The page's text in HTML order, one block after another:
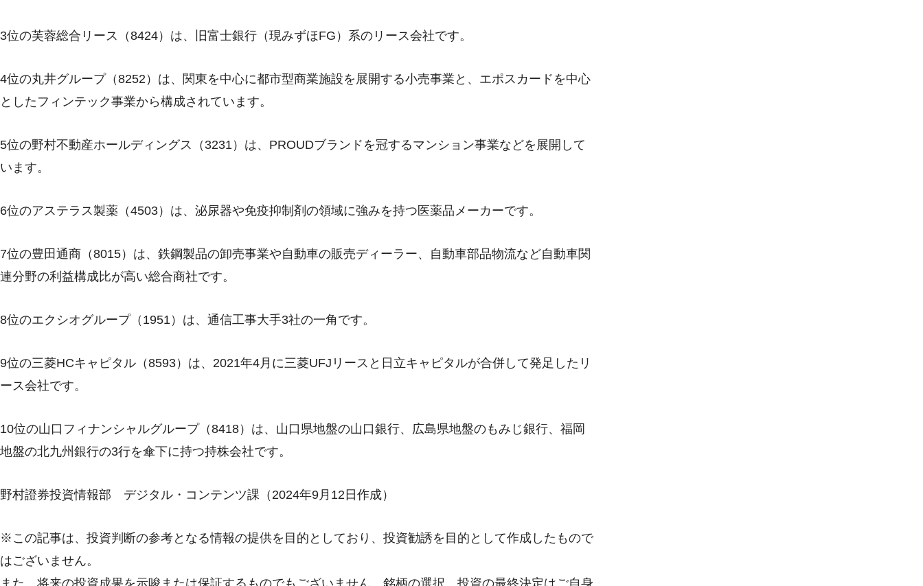
3位の芙蓉総合リース（8424）は、旧富士銀行（現みずほFG）系のリース会社です。
4位の丸井グループ（8252）は、関東を中心に都市型商業施設を展開する小売事業と、エポスカードを中心
としたフィンテック事業から構成されています。
5位の野村不動産ホールディングス（3231）は、PROUDブランドを冠するマンション事業などを展開して
います。
6位のアステラス製薬（4503）は、泌尿器や免疫抑制剤の領域に強みを持つ医薬品メーカーです。
7位の豊田通商（8015）は、鉄鋼製品の卸売事業や自動車の販売ディーラー、自動車部品物流など自動車関
連分野の利益構成比が高い総合商社です。
8位のエクシオグループ（1951）は、通信工事大手3社の一角です。
9位の三菱HCキャピタル（8593）は、2021年4月に三菱UFJリースと日立キャピタルが合併して発足したリ
ース会社です。
10位の山口フィナンシャルグループ（8418）は、山口県地盤の山口銀行、広島県地盤のもみじ銀行、福岡
地盤の北九州銀行の3行を傘下に持つ持株会社です。
野村證券投資情報部 デジタル・コンテンツ課（2024年9月12日作成）
※この記事は、投資判断の参考となる情報の提供を目的としており、投資勧誘を目的として作成したもので
はございません。
また、将来の投資成果を示唆または保証するものでもございません。銘柄の選択、投資の最終決定はご自身